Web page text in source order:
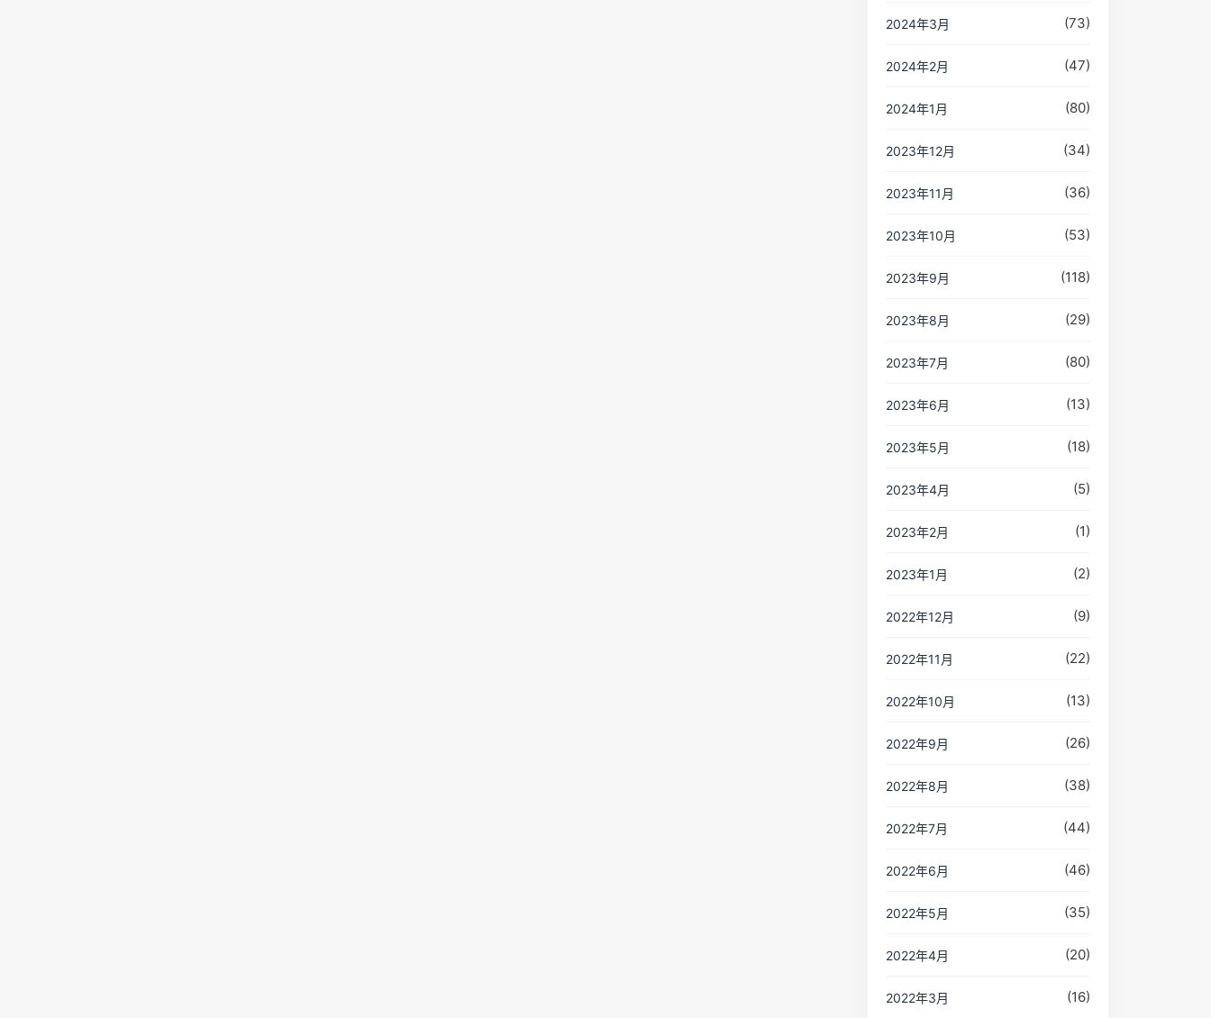
2024年3月 (73)
2024年2月 (47)
2024年1月 (80)
2023年12月 (34)
2023年11月 (36)
2023年10月 (53)
2023年9月 (118)
2023年8月 (29)
2023年7月 (80)
2023年6月 (13)
2023年5月 (18)
2023年4月 (5)
2023年2月 (1)
2023年1月 (2)
2022年12月 (9)
2022年11月 (22)
2022年10月 (13)
2022年9月 (26)
2022年8月 (38)
2022年7月 (44)
2022年6月 (46)
2022年5月 (35)
2022年4月 (20)
2022年3月 (16)